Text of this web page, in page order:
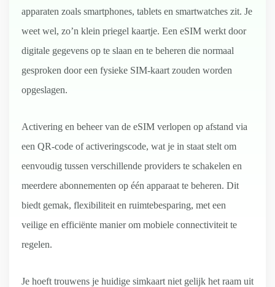
apparaten zoals smartphones, tablets en smartwatches zit. Je
weet wel, zo’n klein priegel kaartje. Een eSIM werkt door
digitale gegevens op te slaan en te beheren die normaal
gesproken door een fysieke SIM-kaart zouden worden
opgeslagen.
Activering en beheer van de eSIM verlopen op afstand via
een QR-code of activeringscode, wat je in staat stelt om
eenvoudig tussen verschillende providers te schakelen en
meerdere abonnementen op één apparaat te beheren. Dit
biedt gemak, flexibiliteit en ruimtebesparing, met een
veilige en efficiënte manier om mobiele connectiviteit te
regelen.
Je hoeft trouwens je huidige simkaart niet gelijk het raam uit